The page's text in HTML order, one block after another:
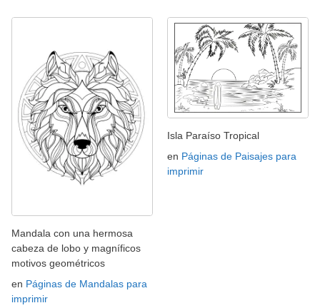
Mandala con una hermosa
cabeza de lobo y magníficos
motivos geométricos
en Páginas de Mandalas para
imprimir
Isla Paraíso Tropical
en Páginas de Paisajes para
imprimir